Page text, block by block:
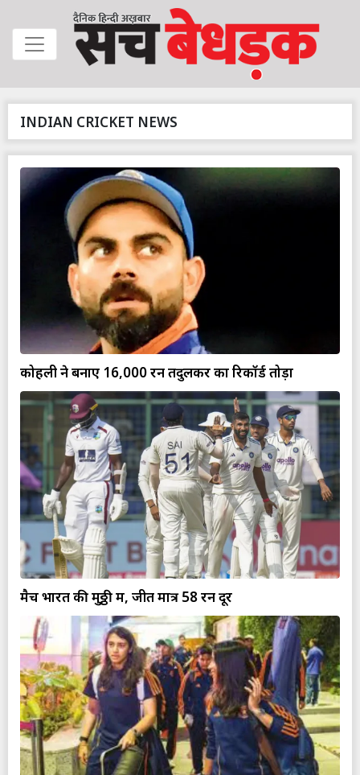
INDIAN CRICKET NEWS
कोहली ने बनाए 16,000 रन तेंदुलकर का रिकॉर्ड तोड़ा
मैच भारत की मुठ्ठी में, जीत मात्र 58 रन दूर